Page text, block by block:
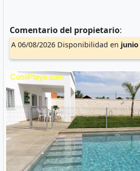
Comentario del propietario:
A 06/08/2026 Disponibilidad en junio